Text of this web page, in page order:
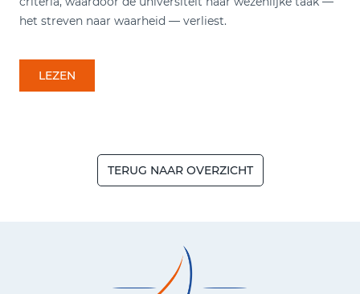
het streven naar waarheid — verliest.
LEZEN
TERUG NAAR OVERZICHT